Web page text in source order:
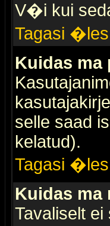
V�i kui
Tagasi �les
Kuidas ma
selle saad
kelatud).
Tagasi �les
Kuidas ma
Tavaliselt